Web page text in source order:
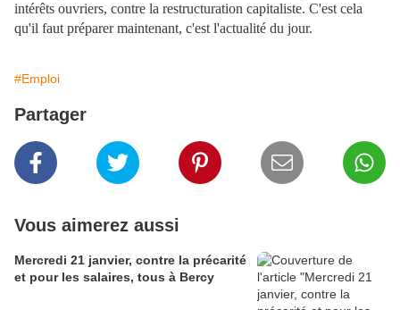
intérêts ouvriers, contre la restructuration capitaliste. C'est cela
qu'il faut préparer maintenant, c'est l'actualité du jour.
#Emploi
Partager
Vous aimerez aussi
Mercredi 21 janvier, contre la précarité
et pour les salaires, tous à Bercy